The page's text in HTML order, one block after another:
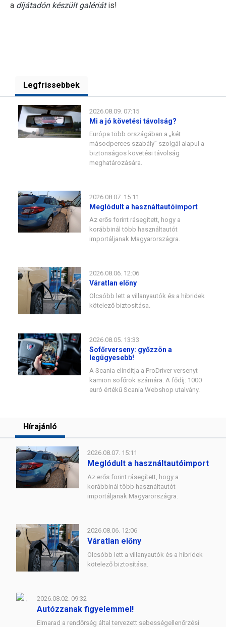
a díjátadón készült galériát is!
Legfrissebbek
2026.08.09. 07:15
Mi a jó követési távolság?
Európa több országában a „két
másodperces szabály” szolgál alapul a
biztonságos követési távolság
meghatározására.
2026.08.07. 15:11
Meglódult a használtautóimport
Az erős forint rásegített, hogy a
korábbinál több használtautót
importáljanak Magyarországra.
2026.08.06. 12:06
Váratlan előny
Olcsóbb lett a villanyautók és a hibridek
kötelező biztosítása.
2026.08.05. 13:33
Sofőrverseny: győzzön a
legügyesebb!
A Scania elindítja a ProDriver versenyt
kamion sofőrök számára. A fődíj: 1000
euró értékű Scania Webshop utalvány.
Hírajánló
2026.08.07. 15:11
Meglódult a használtautóimport
Az erős forint rásegített, hogy a
korábbinál több használtautót
importáljanak Magyarországra.
2026.08.06. 12:06
Váratlan előny
Olcsóbb lett a villanyautók és a hibridek
kötelező biztosítása.
2026.08.02. 09:32
Autózzanak figyelemmel!
Elmarad a rendőrség által tervezett sebességellenőrzési